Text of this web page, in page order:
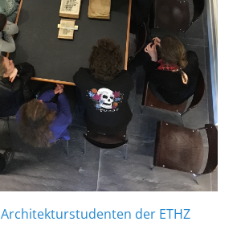
Architekturstudenten der ETHZ